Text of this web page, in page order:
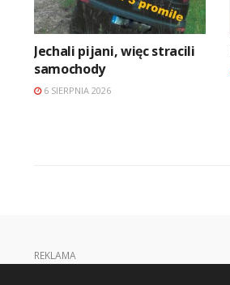
Jechali pijani, więc stracili
samochody
6 SIERPNIA 2026
REKLAMA